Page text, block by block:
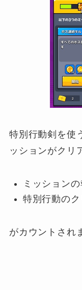
特別行動剣を使
ッションがクリ
ミッションの
特別行動の
がカウントされ